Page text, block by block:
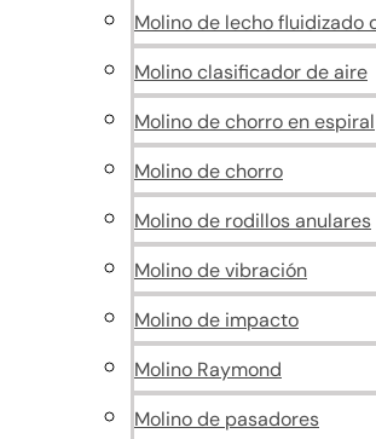
Molino de lecho fluidizado
Molino clasificador de aire
Molino de chorro en espiral
Molino de chorro
Molino de rodillos anulares
Molino de vibración
Molino de impacto
Molino Raymond
Molino de pasadores